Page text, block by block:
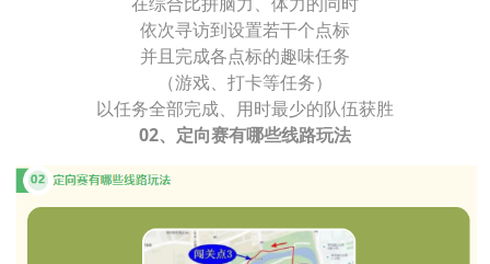
依次寻访到设置若干个点标
并且完成各点标的趣味任务
（游戏、打卡等任务）
以任务全部完成、用时最少的队伍获胜
02、定向赛有哪些线路玩法